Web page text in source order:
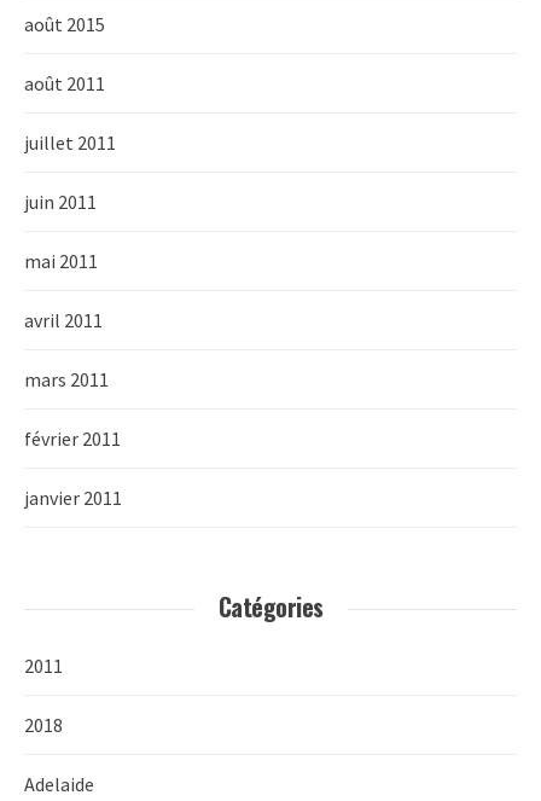
août 2015
août 2011
juillet 2011
juin 2011
mai 2011
avril 2011
mars 2011
février 2011
janvier 2011
Catégories
2011
2018
Adelaide